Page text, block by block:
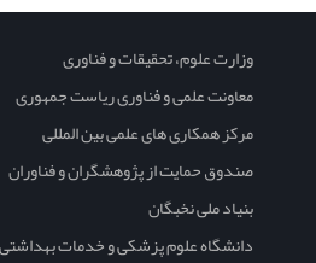
وزارت علوم، تحقیقات و فناوری
معاونت علمی و فناوری ریاست جمهوری
مرکز همکاری های علمی بین المللی
صندوق حمایت از پژوهشگران و فناوران
بنیاد ملی نخبگان
دانشگاه علوم پزشکی و خدمات